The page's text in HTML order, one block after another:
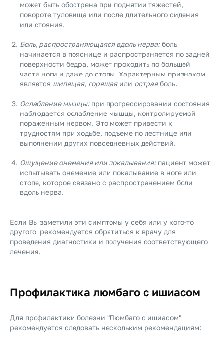
может быть обострена при поднятии тяжестей,
повороте туловища или после длительного сидения
или стояния.
Боль, распространяющаяся вдоль нерва:боль
начинается в пояснице и распространяется по задней
поверхности бедра, может проходить по большей
части ноги и даже до стопы. Характерным признаком
является шипящая, горящаяили остраяболь.
Ослабление мышцы:при прогрессировании состояния
наблюдается ослабление мышцы, контролируемой
пораженным нервом. Это может привести к
трудностям при ходьбе, подъеме по лестнице или
выполнении других повседневных действий.
Ощущение онемения или покалывания:пациент может
испытывать онемение или покалывание в ноге или
стопе, которое связано с распространением боли
вдоль нерва.
Если Вы заметили эти симптомы у себя или у кого-то
другого, рекомендуется обратиться к врачу для
проведения диагностики и получения соответствующего
лечения.
Профилактика люмбаго с ишиасом
Для профилактики болезни "Люмбаго с ишиасом"
рекомендуется следовать нескольким рекомендациям: